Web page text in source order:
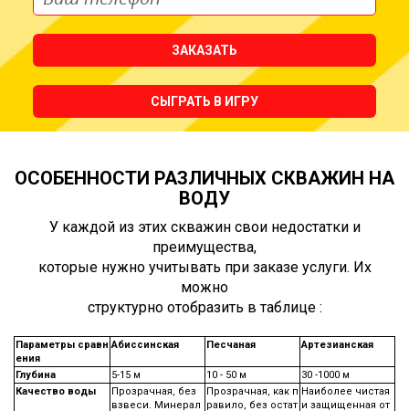
ЗАКАЗАТЬ
СЫГРАТЬ В ИГРУ
ОСОБЕННОСТИ РАЗЛИЧНЫХ СКВАЖИН НА
ВОДУ
У каждой из этих скважин свои недостатки и
преимущества,
которые нужно учитывать при заказе услуги. Их
можно
структурно отобразить в таблице :
Параметры сравн
ения
Абиссинская Песчаная Артезианская
Глубина 5-15 м 10 - 50 м
30 -1000 м
Качество воды
Прозрачная, без
взвеси. Минерал
Прозрачная, как п
равило, без остат
Наиболее чистая
и защищенная от